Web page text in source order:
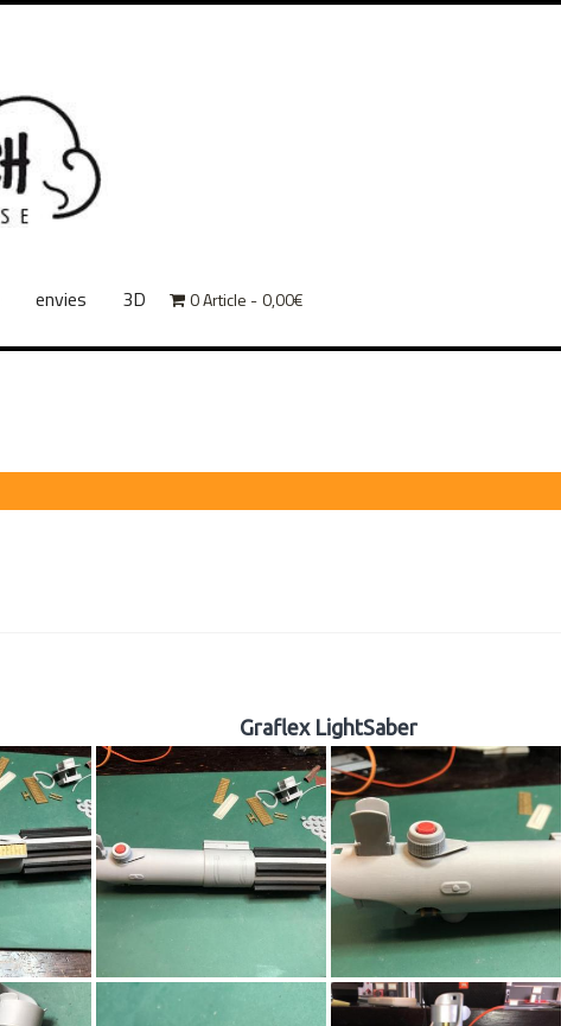
envies 3D 0 Article 0,00€
Graflex LightSaber